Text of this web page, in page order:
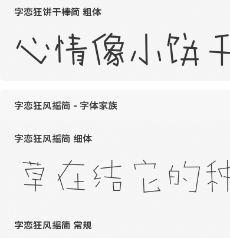
字恋狂饼干棒简 粗体
心情像小饼
字恋狂风摇简 - 字体家族
字恋狂风摇简 细体
草在结它的
字恋狂风摇简 常规